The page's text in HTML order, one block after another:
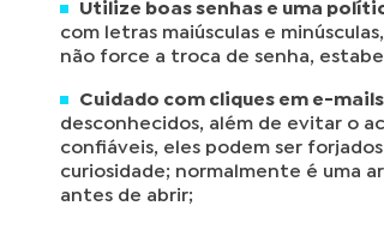
Utilize boas senhas e uma
com letras maiúsculas e
não force a troca de senha,
Cuidado com cliques em e-
desconhecidos, além de evitar o
confiáveis, eles podem ser
curiosidade; normalmente é uma
antes de abrir;